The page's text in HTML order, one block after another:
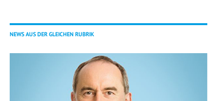
NEWS AUS DER GLEICHEN RUBRIK